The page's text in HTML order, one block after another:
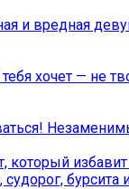
и вредная
хочет — не
который
судорог, бурсита